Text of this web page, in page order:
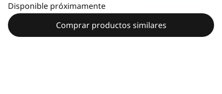
Disponible próximamente
Comprar productos similares